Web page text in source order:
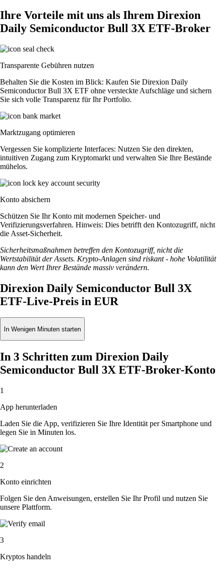
Ihre Vorteile mit uns als Ihrem Direxion
Daily Semiconductor Bull 3X ETF-Broker
Transparente Gebühren nutzen
Behalten Sie die Kosten im Blick: Kaufen Sie Direxion Daily
Semiconductor Bull 3X ETF ohne versteckte Aufschläge und sichern
Sie sich volle Transparenz für Ihr Portfolio.
Marktzugang optimieren
Vergessen Sie komplizierte Interfaces: Nutzen Sie den direkten,
intuitiven Zugang zum Kryptomarkt und verwalten Sie Ihre Bestände
mühelos.
Konto absichern
Schützen Sie Ihr Konto mit modernen Speicher- und
Verifizierungsverfahren. Hinweis: Dies betrifft den Kontozugriff, nicht
die Asset-Sicherheit.
Sicherheitsmaßnahmen betreffen den Kontozugriff, nicht die
Wertstabilität der Assets. Krypto-Anlagen sind riskant - hohe Volatilität
kann den Wert Ihrer Bestände massiv verändern.
Direxion Daily Semiconductor Bull 3X
ETF-Live-Preis in EUR
In Wenigen Minuten starten
In 3 Schritten zum Direxion Daily
Semiconductor Bull 3X ETF-Broker-Konto
1
App herunterladen
Laden Sie die App, verifizieren Sie Ihre Identität per Smartphone und
legen Sie in Minuten los.
2
Konto einrichten
Folgen Sie den Anweisungen, erstellen Sie Ihr Profil und nutzen Sie
unsere Plattform.
3
Kryptos handeln